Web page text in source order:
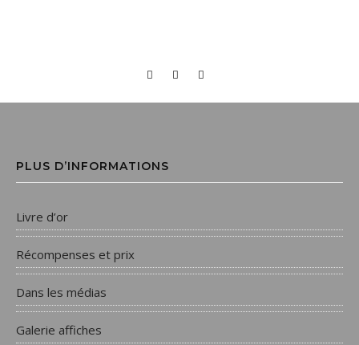
PLUS D’INFORMATIONS
Livre d’or
Récompenses et prix
Dans les médias
Galerie affiches